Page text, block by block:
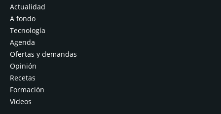
Actualidad
A fondo
Tecnología
Agenda
Ofertas y demandas
Opinión
Recetas
Formación
Vídeos